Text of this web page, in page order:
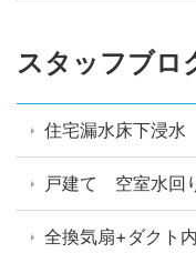
スタッフブロ
住宅漏水床下浸
戸建て 空室水回
全換気扇+ダクト